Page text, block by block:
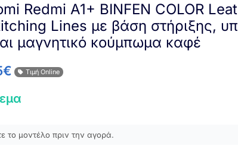
Redmi A1+ BINFEN COLOR
Lines με βάση στήριξης,
μαγνητικό κούμπωμα καφέ
€ Τιμή Online
το μοντέλο πριν την αγορά.